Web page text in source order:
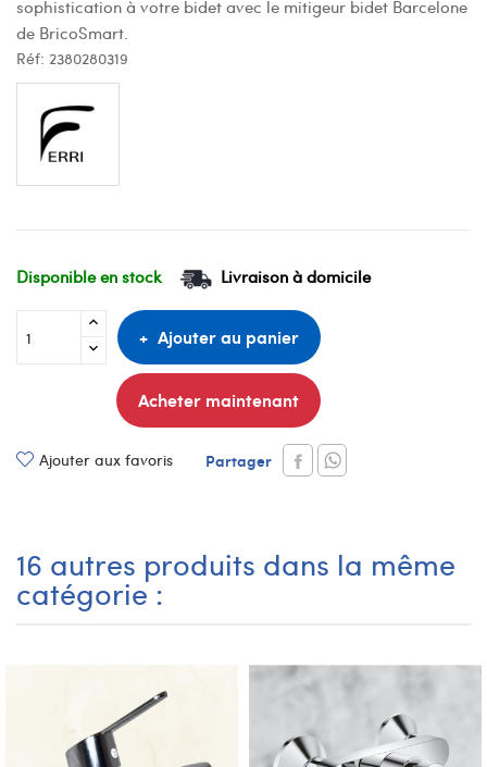
sophistication à votre bidet avec le mitigeur bidet Barcelone
de BricoSmart.
Réf: 2380280319
Disponible en stock Livraison à domicile
Ajouter au panier
Acheter maintenant
Ajouter aux favoris Partager
16 autres produits dans la même
catégorie :